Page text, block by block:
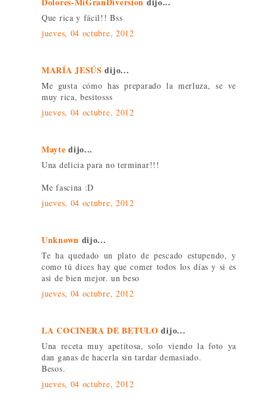
Que rica y fácil!! Bss
jueves, 04 octubre, 2012
MARÍA JESÚS dijo...
Me gusta cómo has preparado la merluza, se ve
muy rica, besitosss
jueves, 04 octubre, 2012
Mayte dijo...
Una delicia para no terminar!!!
Me fascina :D
jueves, 04 octubre, 2012
Unknown dijo...
Te ha quedado un plato de pescado estupendo, y
como tú dices hay que comer todos los días y si es
asi de bien mejor. un beso
jueves, 04 octubre, 2012
LA COCINERA DE BETULO dijo...
Una receta muy apetitosa, solo viendo la foto ya
dan ganas de hacerla sin tardar demasiado.
Besos.
jueves, 04 octubre, 2012